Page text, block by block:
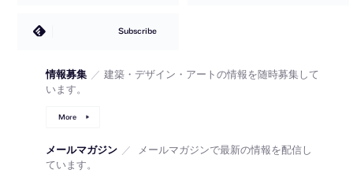
Subscribe
情報募集 ／ 建築・デザイン・アートの情報を随時募集して
います。
More
メールマガジン ／
メールマガジンで最新の情報を配信し
ています。